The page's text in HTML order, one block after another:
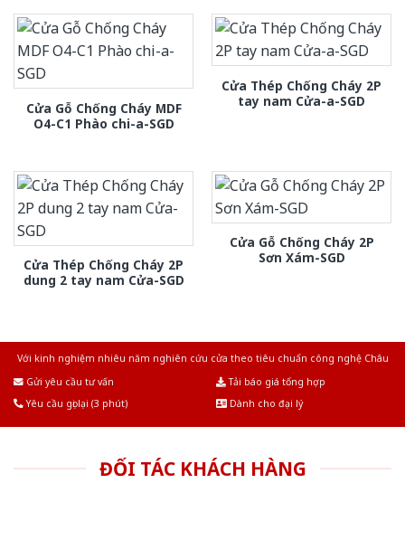
Cửa Gỗ Chống Cháy MDF
O4-C1 Phào chi-a-SGD
Cửa Thép Chống Cháy 2P
tay nam Cửa-a-SGD
Cửa Thép Chống Cháy 2P
dung 2 tay nam Cửa-SGD
Cửa Gỗ Chống Cháy 2P
Sơn Xám-SGD
Với kinh nghiệm nhiêu năm nghiên cứu cửa theo tiêu chuẩn công nghệ Châu
Gửi yêu cầu tư vấn
Tải báo giá tổng hợp
Yêu cầu gọi lại (3 phút)
Dành cho đại lý
ĐỐI TÁC KHÁCH HÀNG